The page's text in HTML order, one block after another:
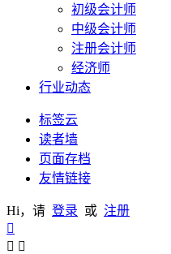
初级会计师
中级会计师
注册会计师
经济师
行业动态
标签云
读者墙
页面存档
友情链接
Hi，请 登录 或 注册

 